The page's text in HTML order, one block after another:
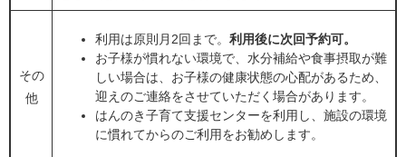
その
他
利用は原則月2回まで。 利用後に次回予約可。
​お子様が慣れない環境で、水分補給や食事摂取が難
しい場合は、お子様の健康状態の心配があるため、
迎えのご連絡をさせていただく場合があります。
はんのき子育て支援センターを利用し、施設の環境
に慣れてからのご利用をお勧めします。